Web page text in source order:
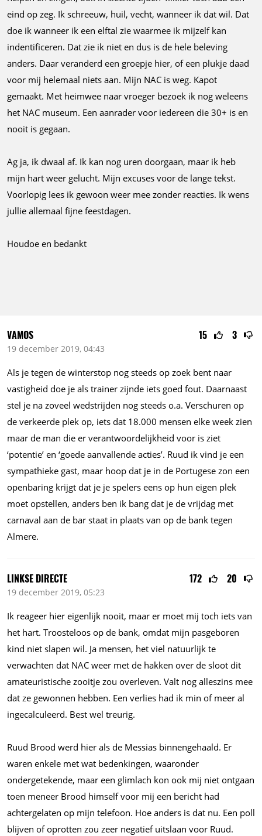
eind op zeg. Ik schreeuw, huil, vecht, wanneer ik dat wil. Dat
doe ik wanneer ik een elftal zie waarmee ik mijzelf kan
indentificeren. Dat zie ik niet en dus is de hele beleving
anders. Daar veranderd een groepje hier, of een plukje daad
voor mij helemaal niets aan. Mijn NAC is weg. Kapot
gemaakt. Met heimwee naar vroeger bezoek ik nog weleens
het NAC museum. Een aanrader voor iedereen die 30+ is en
nooit is gegaan.
Ag ja, ik dwaal af. Ik kan nog uren doorgaan, maar ik heb
mijn hart weer gelucht. Mijn excuses voor de lange tekst.
Voorlopig lees ik gewoon weer mee zonder reacties. Ik wens
jullie allemaal fijne feestdagen.
Houdoe en bedankt
15 3
VAMOS
19 december 2019, 04:43
Als je tegen de winterstop nog steeds op zoek bent naar
vastigheid doe je als trainer zijnde iets goed fout. Daarnaast
stel je na zoveel wedstrijden nog steeds o.a. Verschuren op
de verkeerde plek op, iets dat 18.000 mensen elke week zien
maar de man die er verantwoordelijkheid voor is ziet
‘potentie’ en ‘goede aanvallende acties’. Ruud ik vind je een
sympathieke gast, maar hoop dat je in de Portugese zon een
openbaring krijgt dat je je spelers eens op hun eigen plek
moet opstellen, anders ben ik bang dat je de vrijdag met
carnaval aan de bar staat in plaats van op de bank tegen
Almere.
172 20
LINKSE DIRECTE
19 december 2019, 05:23
Ik reageer hier eigenlijk nooit, maar er moet mij toch iets van
het hart. Troosteloos op de bank, omdat mijn pasgeboren
kind niet slapen wil. Ja mensen, het viel natuurlijk te
verwachten dat NAC weer met de hakken over de sloot dit
amateuristische zooitje zou overleven. Valt nog alleszins mee
dat ze gewonnen hebben. Een verlies had ik min of meer al
ingecalculeerd. Best wel treurig.
Ruud Brood werd hier als de Messias binnengehaald. Er
waren enkele met wat bedenkingen, waaronder
ondergetekende, maar een glimlach kon ook mij niet ontgaan
toen meneer Brood himself voor mij een bericht had
achtergelaten op mijn telefoon. Hoe anders is dat nu. Een poll
blijven of oprotten zou zeer negatief uitslaan voor Ruud.